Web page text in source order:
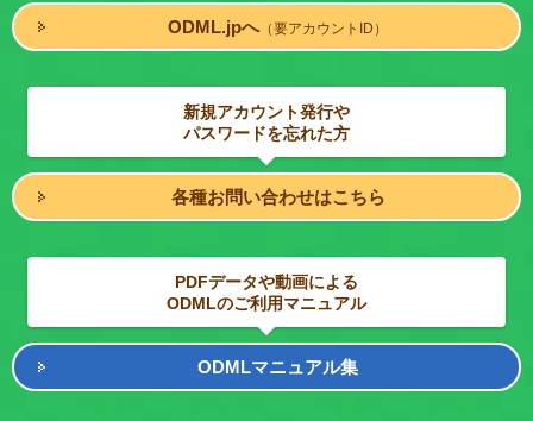
ODML.jpへ（要アカウントID）
新規アカウント発行や
パスワードを忘れた方
各種お問い合わせはこちら
PDFデータや動画による
ODMLのご利用マニュアル
ODMLマニュアル集